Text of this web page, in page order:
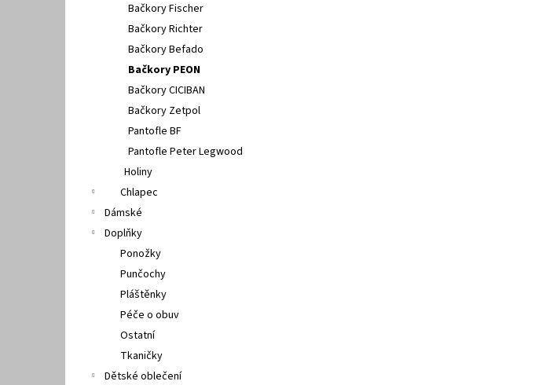
Bačkory Fischer
Bačkory Richter
Bačkory Befado
Bačkory PEON
Bačkory CICIBAN
Bačkory Zetpol
Pantofle BF
Pantofle Peter Legwood
Holiny
Chlapec
Dámské
Doplňky
Ponožky
Punčochy
Pláštěnky
Péče o obuv
Ostatní
Tkaničky
Dětské oblečení